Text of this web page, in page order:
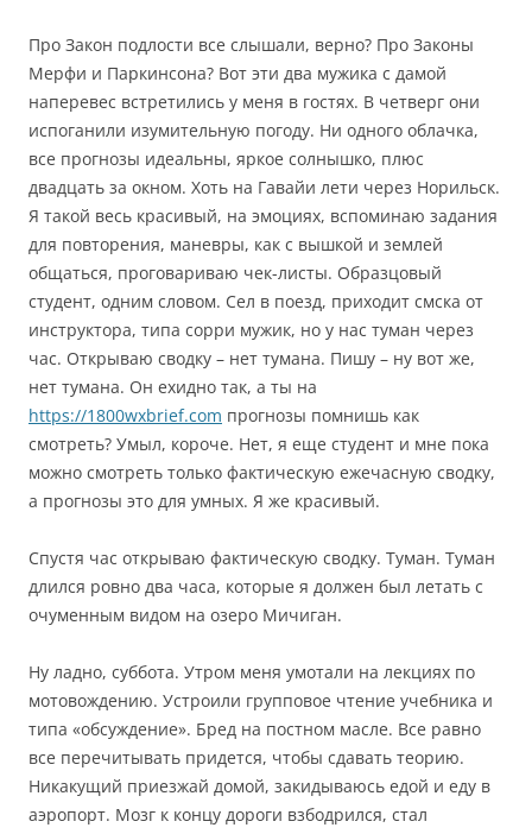
Про Закон подлости все слышали, верно? Про Законы
Мерфи и Паркинсона? Вот эти два мужика с дамой
наперевес встретились у меня в гостях. В четверг они
испоганили изумительную погоду. Ни одного облачка,
все прогнозы идеальны, яркое солнышко, плюс
двадцать за окном. Хоть на Гавайи лети через Норильск.
Я такой весь красивый, на эмоциях, вспоминаю задания
для повторения, маневры, как с вышкой и землей
общаться, проговариваю чек-листы. Образцовый
студент, одним словом. Сел в поезд, приходит смска от
инструктора, типа сорри мужик, но у нас туман через
час. Открываю сводку – нет тумана. Пишу – ну вот же,
нет тумана. Он ехидно так, а ты на
https://1800wxbrief.com прогнозы помнишь как
смотреть? Умыл, короче. Нет, я еще студент и мне пока
можно смотреть только фактическую ежечасную сводку,
а прогнозы это для умных. Я же красивый.
Спустя час открываю фактическую сводку. Туман. Туман
длился ровно два часа, которые я должен был летать с
очуменным видом на озеро Мичиган.
Ну ладно, суббота. Утром меня умотали на лекциях по
мотовождению. Устроили групповое чтение учебника и
типа «обсуждение». Бред на постном масле. Все равно
все перечитывать придется, чтобы сдавать теорию.
Никакущий приезжай домой, закидываюсь едой и еду в
аэропорт. Мозг к концу дороги взбодрился, стал